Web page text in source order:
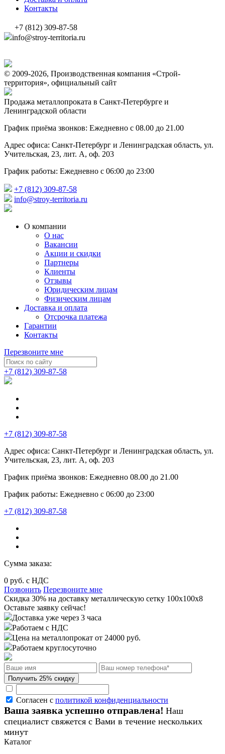
Контакты
+7 (812) 309-87-58
info@stroy-territoria.ru
© 2009-2026, Производственная компания «Строй-
территория», официальный сайт
Продажа металлопроката в Санкт-Петербурге и
Ленинградской области
График приёма звонков: Ежедневно с 08.00 до 21.00
Адрес офиса: Санкт-Петербург и Ленинградская область, ул.
Учительская, 23, лит. А, оф. 203
График работы: Ежедневно с 06:00 до 23:00
+7 (812) 309-87-58
info@stroy-territoria.ru
О компании
О нас
Вакансии
Акции и скидки
Партнеры
Клиенты
Отзывы
Юридическим лицам
Физическим лицам
Доставка и оплата
Отсрочка платежа
Гарантии
Контакты
Перезвоните мне
+7 (812) 309-87-58
+7 (812) 309-87-58
Адрес офиса: Санкт-Петербург и Ленинградская область, ул.
Учительская, 23, лит. А, оф. 203
График приёма звонков: Ежедневно 08.00 до 21.00
График работы: Ежедневно с 06:00 до 23:00
+7 (812) 309-87-58
Сумма заказа:
0 руб. с НДС
Позвонить Перезвоните мне
Cкидка 30% на доставку металлическую сетку 100x100x8
Оставьте заявку сейчас!
Доставка уже через 3 часа
Работаем с НДС
Цена на металлопрокат от 24000 руб.
Работаем круглосуточно
Согласен с политикой конфиденциальности
Ваша заявка успешно отправлена! Наш
специалист свяжется с Вами в течение нескольких
минут
Каталог